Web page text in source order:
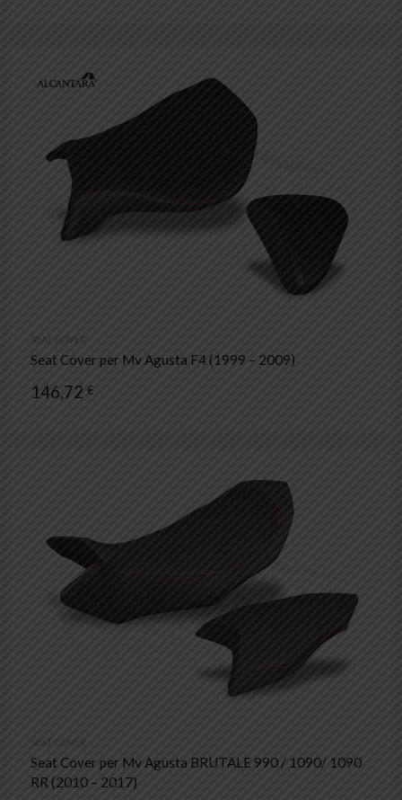
SEAT COVER
Seat Cover per Mv Agusta F4 (1999 – 2009)
146,72 €
SEAT COVER
Seat Cover per Mv Agusta BRUTALE 990 / 1090/ 1090
RR (2010 – 2017)